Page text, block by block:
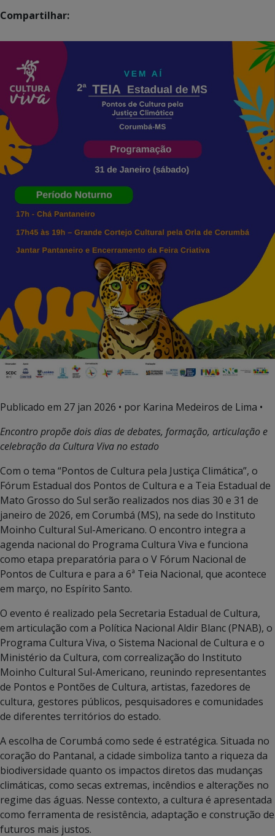
Compartilhar:
Publicado em 27 jan 2026 • por Karina Medeiros de Lima •
Encontro propõe dois dias de debates, formação, articulação e
celebração da Cultura Viva no estado
Com o tema “Pontos de Cultura pela Justiça Climática”, o
Fórum Estadual dos Pontos de Cultura e a Teia Estadual de
Mato Grosso do Sul serão realizados nos dias 30 e 31 de
janeiro de 2026, em Corumbá (MS), na sede do Instituto
Moinho Cultural Sul-Americano. O encontro integra a
agenda nacional do Programa Cultura Viva e funciona
como etapa preparatória para o V Fórum Nacional de
Pontos de Cultura e para a 6ª Teia Nacional, que acontece
em março, no Espírito Santo.
O evento é realizado pela Secretaria Estadual de Cultura,
em articulação com a Política Nacional Aldir Blanc (PNAB), o
Programa Cultura Viva, o Sistema Nacional de Cultura e o
Ministério da Cultura, com correalização do Instituto
Moinho Cultural Sul-Americano, reunindo representantes
de Pontos e Pontões de Cultura, artistas, fazedores de
cultura, gestores públicos, pesquisadores e comunidades
de diferentes territórios do estado.
A escolha de Corumbá como sede é estratégica. Situada no
coração do Pantanal, a cidade simboliza tanto a riqueza da
biodiversidade quanto os impactos diretos das mudanças
climáticas, como secas extremas, incêndios e alterações no
regime das águas. Nesse contexto, a cultura é apresentada
como ferramenta de resistência, adaptação e construção de
futuros mais justos.